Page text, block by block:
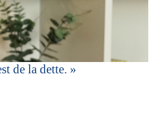
de la dette. »